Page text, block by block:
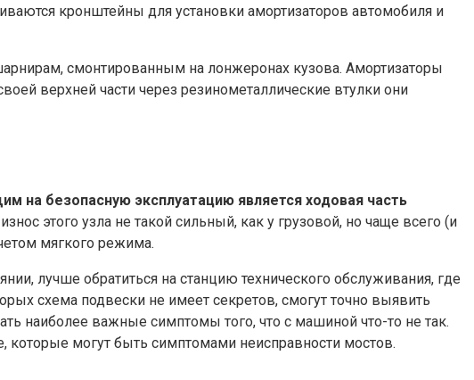
кронштейны для установки амортизаторов автомобиля и
смонтированным на лонжеронах кузова. Амортизаторы
верхней части через резинометаллические втулки они
на безопасную эксплуатацию является ходовая часть
этого узла не такой сильный, как у грузовой, но чаще всего (и
мягкого режима.
лучше обратиться на станцию технического обслуживания, где
схема подвески не имеет секретов, смогут точно выявить
наиболее важные симптомы того, что с машиной что-то не так.
могут быть симптомами неисправности мостов.